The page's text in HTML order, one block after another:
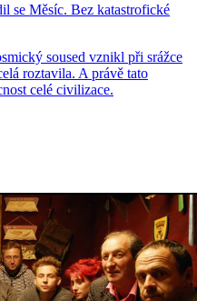
se Měsíc. Bez katastrofické
soused vznikl při srážce
roztavila. A právě tato
celé civilizace.